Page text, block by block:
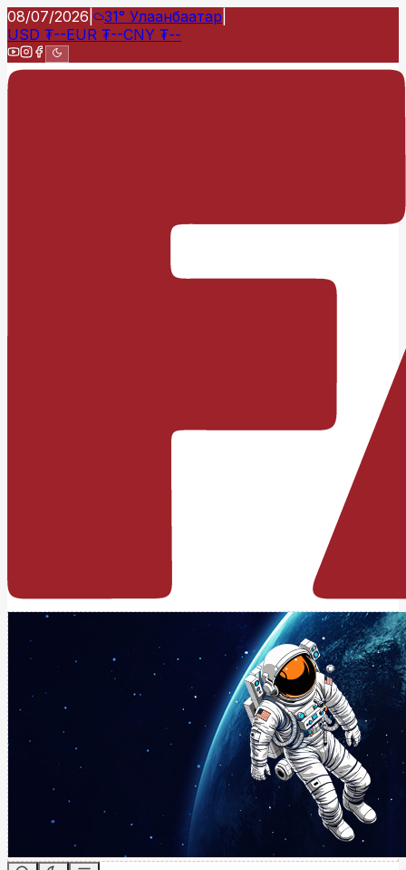
08/07/2026 31° Улаанбаатар
USD ₮--EUR ₮--CNY ₮--